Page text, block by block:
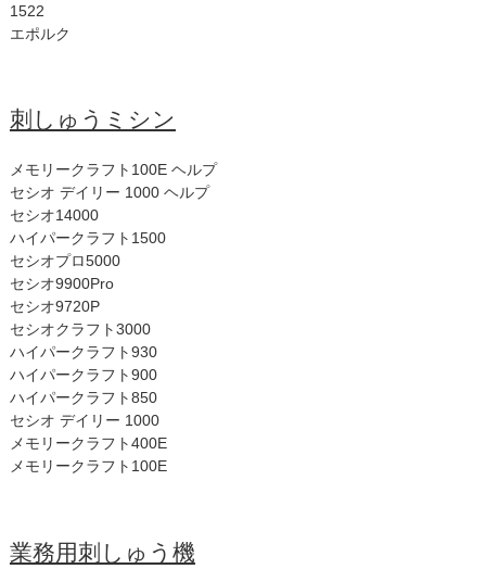
1522
エポルク
刺しゅうミシン
メモリークラフト100E ヘルプ
セシオ デイリー 1000 ヘルプ
セシオ14000
ハイパークラフト1500
セシオプロ5000
セシオ9900Pro
セシオ9720P
セシオクラフト3000
ハイパークラフト930
ハイパークラフト900
ハイパークラフト850
セシオ デイリー 1000
メモリークラフト400E
メモリークラフト100E
業務用刺しゅう機